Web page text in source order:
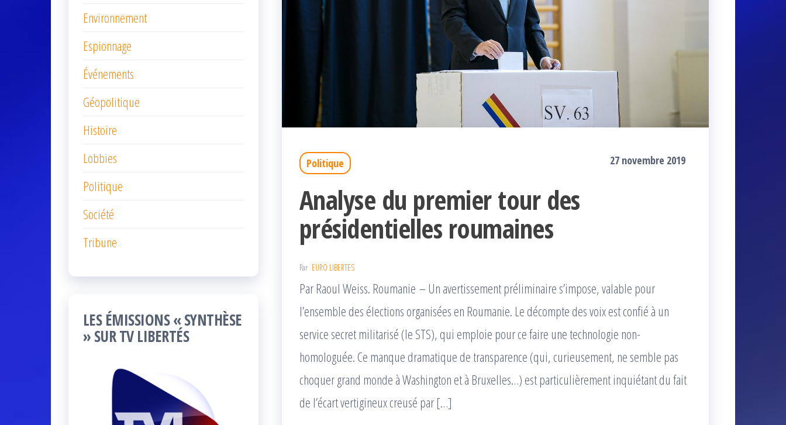
Politique 27 novembre 2019
Analyse du premier tour des
présidentielles roumaines
Par EURO LIBERTES
Par Raoul Weiss. Roumanie – Un avertissement préliminaire s’impose, valable pour
l’ensemble des élections organisées en Roumanie. Le décompte des voix est confié à un
service secret militarisé (le STS), qui emploie pour ce faire une technologie non-
homologuée. Ce manque dramatique de transparence (qui, curieusement, ne semble pas
choquer grand monde à Washington et à Bruxelles…) est particulièrement inquiétant du fait
de l’écart vertigineux creusé par […]
Environnement
Espionnage
Événements
Géopolitique
Histoire
Lobbies
Politique
Société
Tribune
LES ÉMISSIONS « SYNTHÈSE
» SUR TV LIBERTÉS